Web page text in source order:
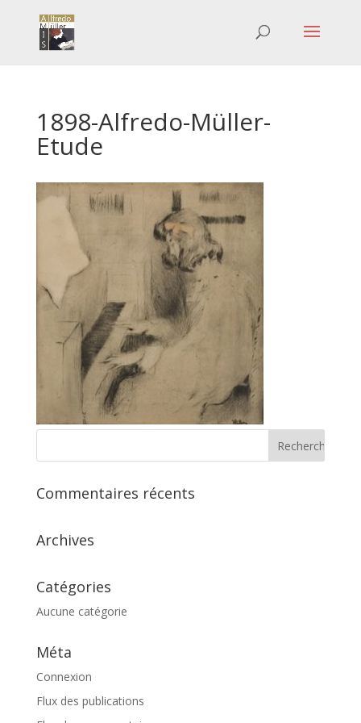
1898-Alfredo-Müller-
Etude
Commentaires récents
Archives
Catégories
Aucune catégorie
Méta
Connexion
Flux des publications